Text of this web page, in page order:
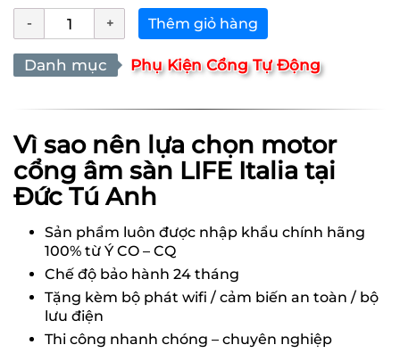
Thêm giỏ hàng
Danh mục Phụ Kiện Cổng Tự Động
Vì sao nên lựa chọn motor
cổng âm sàn LIFE Italia tại
Đức Tú Anh
Sản phẩm luôn được nhập khẩu chính hãng
100% từ Ý CO – CQ
Chế độ bảo hành 24 tháng
Tặng kèm bộ phát wifi / cảm biến an toàn / bộ
lưu điện
Thi công nhanh chóng – chuyên nghiệp